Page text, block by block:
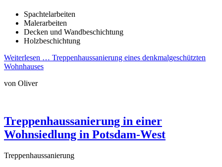
Spachtelarbeiten
Malerarbeiten
Decken und Wandbeschichtung
Holzbeschichtung
Weiterlesen … Treppenhaussanierung eines denkmalgeschützten
Wohnhauses
von Oliver
Treppenhaussanierung in einer
Wohnsiedlung in Potsdam-West
Treppenhaussanierung